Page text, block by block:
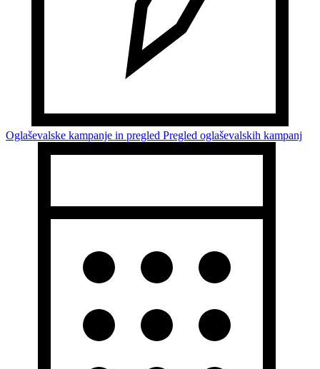
Oglaševalske kampanje in pregled Pregled oglaševalskih kampanj